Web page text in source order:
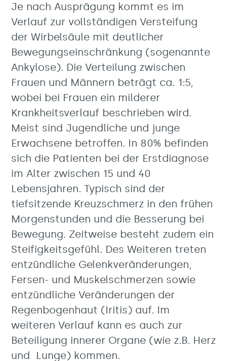
Je nach Ausprägung kommt es im
Verlauf zur vollständigen Versteifung
der Wirbelsäule mit deutlicher
Bewegungseinschränkung (sogenannte
Ankylose). Die Verteilung zwischen
Frauen und Männern beträgt ca. 1:5,
wobei bei Frauen ein milderer
Krankheitsverlauf beschrieben wird.
Meist sind Jugendliche und junge
Erwachsene betroffen. In 80% befinden
sich die Patienten bei der Erstdiagnose
im Alter zwischen 15 und 40
Lebensjahren. Typisch sind der
tiefsitzende Kreuzschmerz in den frühen
Morgenstunden und die Besserung bei
Bewegung. Zeitweise besteht zudem ein
Steifigkeitsgefühl. Des Weiteren treten
entzündliche Gelenkveränderungen,
Fersen- und Muskelschmerzen sowie
entzündliche Veränderungen der
Regenbogenhaut (Iritis) auf. Im
weiteren Verlauf kann es auch zur
Beteiligung innerer Organe (wie z.B. Herz
und Lunge) kommen.